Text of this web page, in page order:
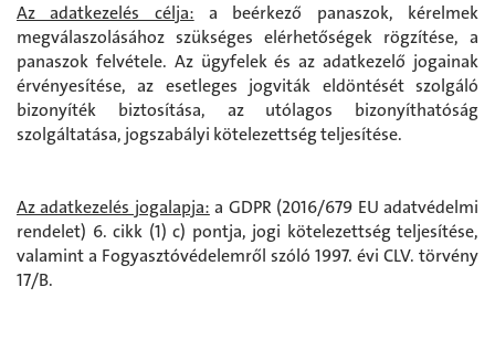
Az adatkezelés célja: a beérkező panaszok, kérelmek
megválaszolásához szükséges elérhetőségek rögzítése, a
panaszok felvétele. Az ügyfelek és az adatkezelő jogainak
érvényesítése, az esetleges jogviták eldöntését szolgáló
bizonyíték biztosítása, az utólagos bizonyíthatóság
szolgáltatása, jogszabályi kötelezettség teljesítése.
Az adatkezelés jogalapja: a GDPR (2016/679 EU adatvédelmi
rendelet) 6. cikk (1) c) pontja, jogi kötelezettség teljesítése,
valamint a Fogyasztóvédelemről szóló 1997. évi CLV. törvény
17/B.